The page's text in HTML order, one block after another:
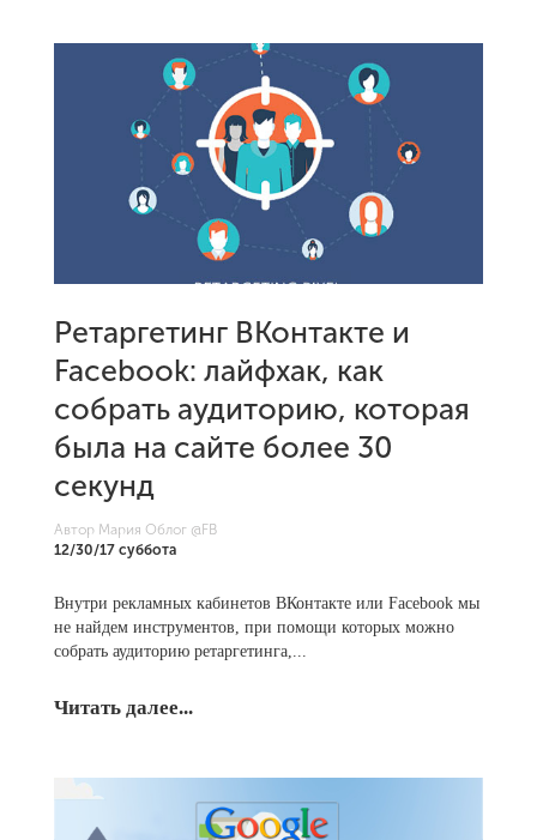
Ретаргетинг ВКонтакте и
Facebook: лайфхак, как
собрать аудиторию, которая
была на сайте более 30
секунд
Автор Мария Облог @FB
12/30/17 суббота
Внутри рекламных кабинетов ВКонтакте или Facebook мы
не найдем инструментов, при помощи которых можно
собрать аудиторию ретаргетинга,...
Читать далее...